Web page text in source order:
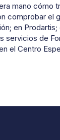
mano cómo
comprobar el
en
de
el Centro